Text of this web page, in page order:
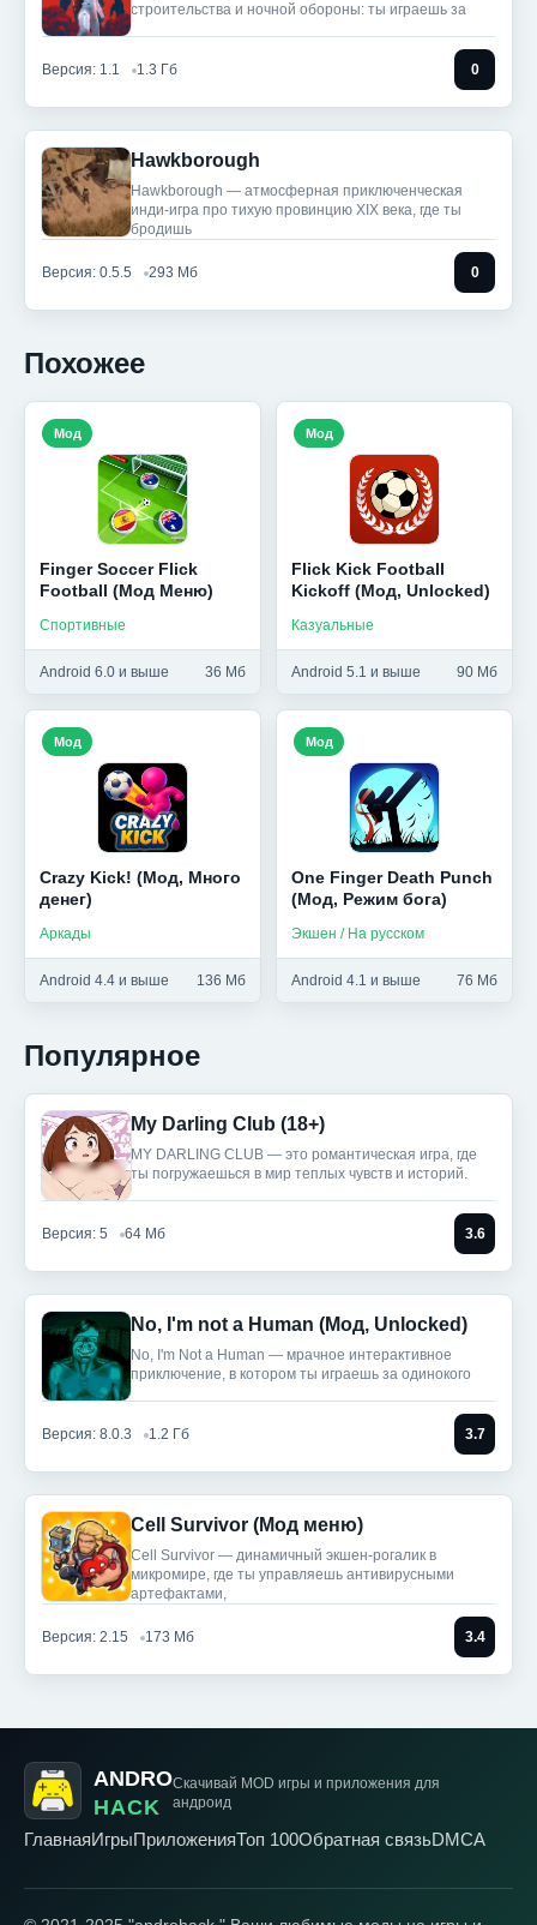
строительства и ночной обороны: ты играешь за
Версия: 1.1 1.3 Гб 0
Hawkborough
Hawkborough — атмосферная приключенческая
инди-игра про тихую провинцию XIX века, где ты
бродишь
Версия: 0.5.5 293 Мб 0
Похожее
Finger Soccer Flick
Football (Мод Меню)
Спортивные
Android 6.0 и выше 36 Мб
Мод
Flick Kick Football
Kickoff (Мод, Unlocked)
Казуальные
Android 5.1 и выше 90 Мб
Мод
Crazy Kick! (Мод, Много
денег)
Аркады
Android 4.4 и выше 136 Мб
Мод
One Finger Death Punch
(Мод, Режим бога)
Экшен / На русском
Android 4.1 и выше 76 Мб
Мод
Популярное
My Darling Club (18+)
MY DARLING CLUB — это романтическая игра, где
ты погружаешься в мир теплых чувств и историй.
Версия: 5 64 Мб 3.6
No, I'm not a Human (Мод, Unlocked)
No, I'm Not a Human — мрачное интерактивное
приключение, в котором ты играешь за одинокого
Версия: 8.0.3 1.2 Гб 3.7
Cell Survivor (Мод меню)
Cell Survivor — динамичный экшен-рогалик в
микромире, где ты управляешь антивирусными
артефактами,
Версия: 2.15 173 Мб 3.4
ANDRO
HACK
Скачивай MOD игры и приложения для
андроид
ГлавнаяИгрыПриложенияТоп 100Обратная связьDMCA